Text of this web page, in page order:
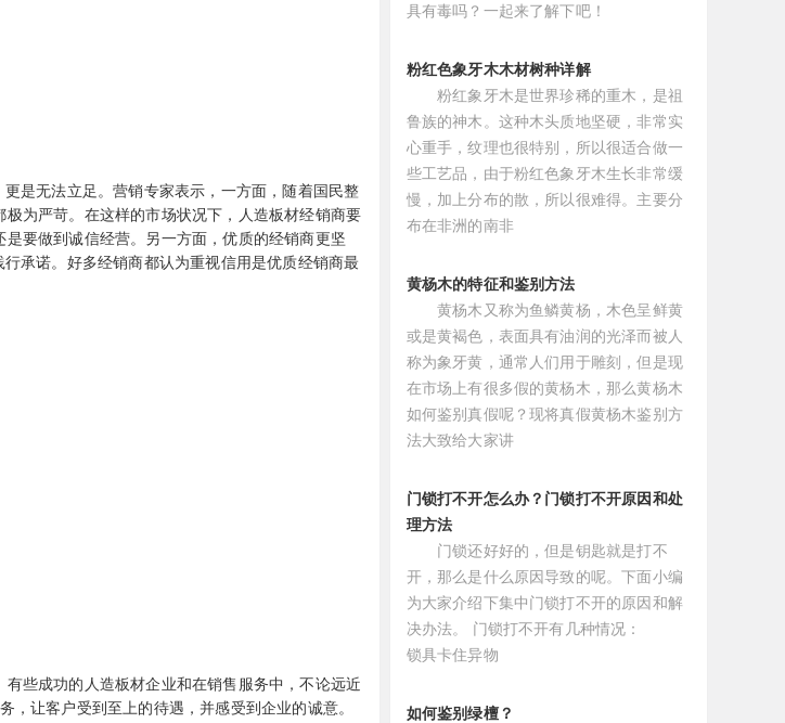
是无法立足。营销专家表示，一方面，随着国民整
为严苛。在这样的市场状况下，人造板材经销商要
要做到诚信经营。另一方面，优质的经销商更坚
承诺。好多经销商都认为重视信用是优质经销商最
些成功的人造板材企业和在销售服务中，不论远近
让客户受到至上的待遇，并感受到企业的诚意。
具有毒吗？一起来了解下吧！
粉红色象牙木木材树种详解
粉红象牙木是世界珍稀的重木，是祖
鲁族的神木。这种木头质地坚硬，非常实
心重手，纹理也很特别，所以很适合做一
些工艺品，由于粉红色象牙木生长非常缓
慢，加上分布的散，所以很难得。主要分
布在非洲的南非
黄杨木的特征和鉴别方法
黄杨木又称为鱼鳞黄杨，木色呈鲜黄
或是黄褐色，表面具有油润的光泽而被人
称为象牙黄，通常人们用于雕刻，但是现
在市场上有很多假的黄杨木，那么黄杨木
如何鉴别真假呢？现将真假黄杨木鉴别方
法大致给大家讲
门锁打不开怎么办？门锁打不开原因和处
理方法
门锁还好好的，但是钥匙就是打不
开，那么是什么原因导致的呢。下面小编
为大家介绍下集中门锁打不开的原因和解
决办法。 门锁打不开有几种情况：
锁具卡住异物
如何鉴别绿檀？